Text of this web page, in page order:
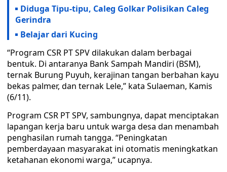
Diduga Tipu-tipu, Caleg Golkar Polisikan Caleg
Gerindra
Belajar dari Kucing
“Program CSR PT SPV dilakukan dalam berbagai
bentuk. Di antaranya Bank Sampah Mandiri (BSM),
ternak Burung Puyuh, kerajinan tangan berbahan kayu
bekas palmer, dan ternak Lele,” kata Sulaeman, Kamis
(6/11).
Program CSR PT SPV, sambungnya, dapat menciptakan
lapangan kerja baru untuk warga desa dan menambah
penghasilan rumah tangga. “Peningkatan
pemberdayaan masyarakat ini otomatis meningkatkan
ketahanan ekonomi warga,” ucapnya.